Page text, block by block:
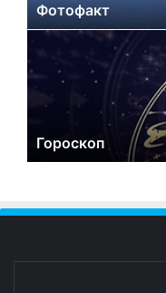
Фотофакт
Гороскоп